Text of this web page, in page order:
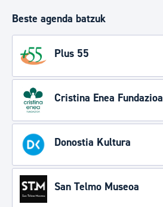
Beste agenda batzuk
Plus 55
Cristina Enea Fundazioa
Donostia Kultura
San Telmo Museoa